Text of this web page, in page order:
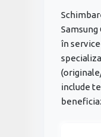
Samsung
în
include